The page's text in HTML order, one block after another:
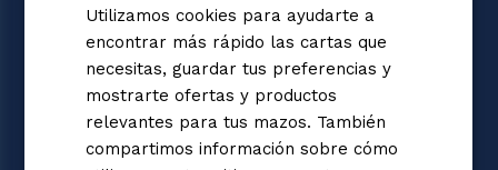
Yu-Gi-Oh!
Flesh and Blood
Digimon
One Piece
Dragon Ball Super
Cardfight!! Vanguard
Utilizamos cookies para ayudarte a
encontrar más rápido las cartas que
necesitas, guardar tus preferencias y
mostrarte ofertas y productos
relevantes para tus mazos. También
compartimos información sobre cómo